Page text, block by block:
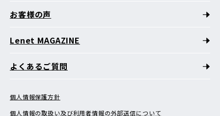
お客様の声
Lenet MAGAZINE
よくあるご質問
個人情報保護方針
個人情報の取扱い及び利用者情報の外部送信について